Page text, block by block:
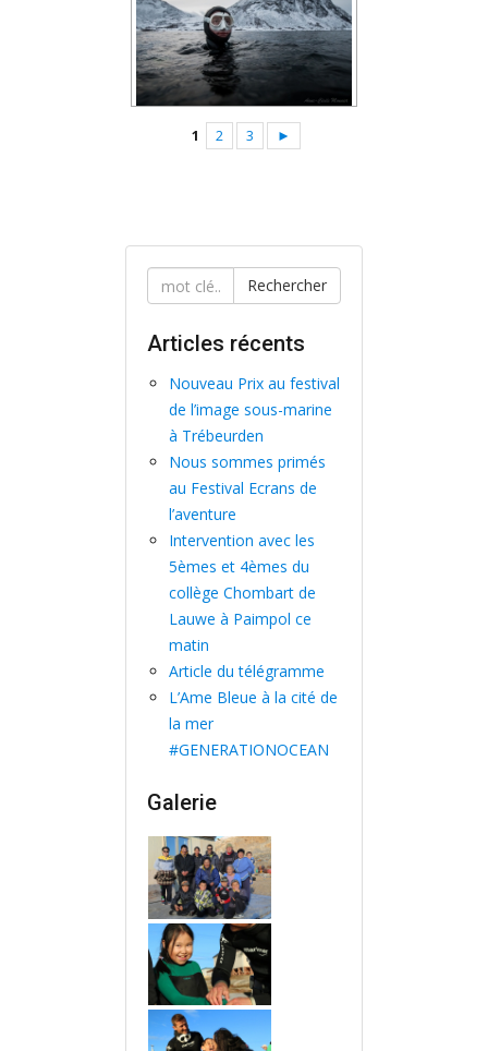
1 2 3 ►
Rechercher
Articles récents
Nouveau Prix au festival
de l’image sous-marine
à Trébeurden
Nous sommes primés
au Festival Ecrans de
l’aventure
Intervention avec les
5èmes et 4èmes du
collège Chombart de
Lauwe à Paimpol ce
matin
Article du télégramme
L’Ame Bleue à la cité de
la mer
#GENERATIONOCEAN
Galerie